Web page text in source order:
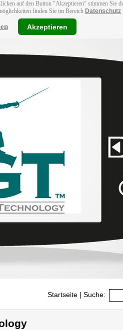
auf den Button "Akzeptieren" stimmen Sie
finden Sie im Bereich Datenschutz
Akzeptieren
Startseite | Suche: